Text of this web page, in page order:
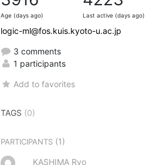
Age (days ago) Last active (days ago)
logic-ml@fos.kuis.kyoto-u.ac.jp
3 comments
1 participants
Add to favorites
TAGS (0)
PARTICIPANTS (1)
KASHIMA Ryo